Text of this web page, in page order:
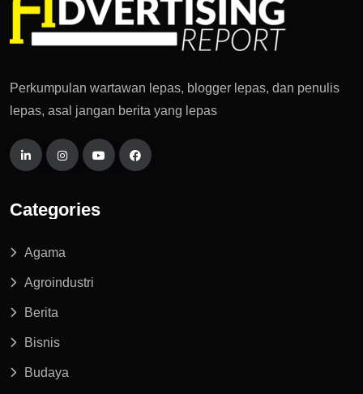
Perkumpulan wartawan lepas, blogger lepas, dan penulis
lepas, asal jangan berita yang lepas
Categories
Agama
Agroindustri
Berita
Bisnis
Budaya